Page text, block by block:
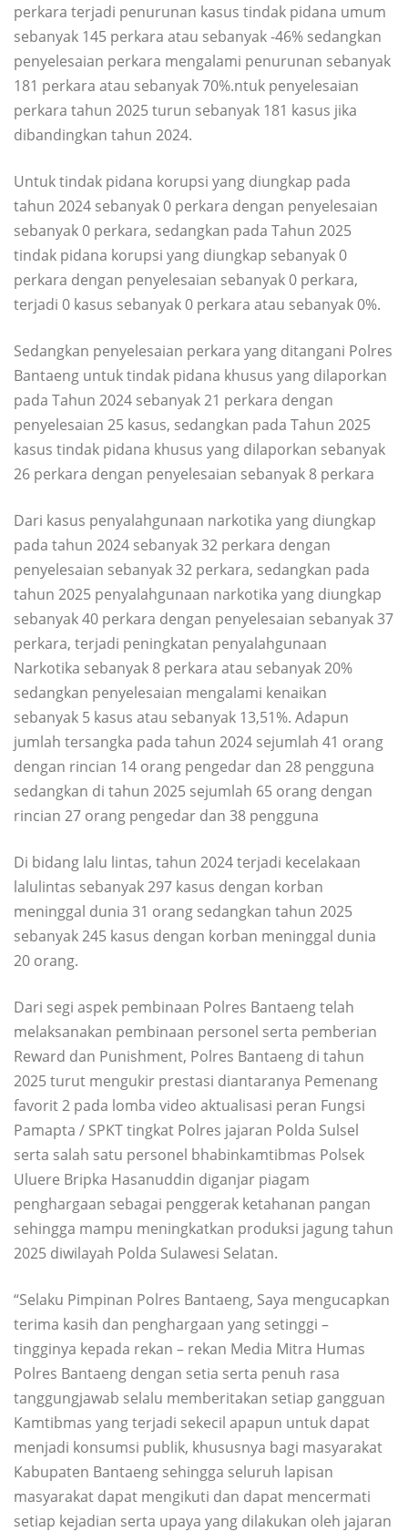
perkara terjadi penurunan kasus tindak pidana umum
sebanyak 145 perkara atau sebanyak -46% sedangkan
penyelesaian perkara mengalami penurunan sebanyak
181 perkara atau sebanyak 70%.ntuk penyelesaian
perkara tahun 2025 turun sebanyak 181 kasus jika
dibandingkan tahun 2024.
Untuk tindak pidana korupsi yang diungkap pada
tahun 2024 sebanyak 0 perkara dengan penyelesaian
sebanyak 0 perkara, sedangkan pada Tahun 2025
tindak pidana korupsi yang diungkap sebanyak 0
perkara dengan penyelesaian sebanyak 0 perkara,
terjadi 0 kasus sebanyak 0 perkara atau sebanyak 0%.
Sedangkan penyelesaian perkara yang ditangani Polres
Bantaeng untuk tindak pidana khusus yang dilaporkan
pada Tahun 2024 sebanyak 21 perkara dengan
penyelesaian 25 kasus, sedangkan pada Tahun 2025
kasus tindak pidana khusus yang dilaporkan sebanyak
26 perkara dengan penyelesaian sebanyak 8 perkara
Dari kasus penyalahgunaan narkotika yang diungkap
pada tahun 2024 sebanyak 32 perkara dengan
penyelesaian sebanyak 32 perkara, sedangkan pada
tahun 2025 penyalahgunaan narkotika yang diungkap
sebanyak 40 perkara dengan penyelesaian sebanyak 37
perkara, terjadi peningkatan penyalahgunaan
Narkotika sebanyak 8 perkara atau sebanyak 20%
sedangkan penyelesaian mengalami kenaikan
sebanyak 5 kasus atau sebanyak 13,51%. Adapun
jumlah tersangka pada tahun 2024 sejumlah 41 orang
dengan rincian 14 orang pengedar dan 28 pengguna
sedangkan di tahun 2025 sejumlah 65 orang dengan
rincian 27 orang pengedar dan 38 pengguna
Di bidang lalu lintas, tahun 2024 terjadi kecelakaan
lalulintas sebanyak 297 kasus dengan korban
meninggal dunia 31 orang sedangkan tahun 2025
sebanyak 245 kasus dengan korban meninggal dunia
20 orang.
Dari segi aspek pembinaan Polres Bantaeng telah
melaksanakan pembinaan personel serta pemberian
Reward dan Punishment, Polres Bantaeng di tahun
2025 turut mengukir prestasi diantaranya Pemenang
favorit 2 pada lomba video aktualisasi peran Fungsi
Pamapta / SPKT tingkat Polres jajaran Polda Sulsel
serta salah satu personel bhabinkamtibmas Polsek
Uluere Bripka Hasanuddin diganjar piagam
penghargaan sebagai penggerak ketahanan pangan
sehingga mampu meningkatkan produksi jagung tahun
2025 diwilayah Polda Sulawesi Selatan.
“Selaku Pimpinan Polres Bantaeng, Saya mengucapkan
terima kasih dan penghargaan yang setinggi –
tingginya kepada rekan – rekan Media Mitra Humas
Polres Bantaeng dengan setia serta penuh rasa
tanggungjawab selalu memberitakan setiap gangguan
Kamtibmas yang terjadi sekecil apapun untuk dapat
menjadi konsumsi publik, khususnya bagi masyarakat
Kabupaten Bantaeng sehingga seluruh lapisan
masyarakat dapat mengikuti dan dapat mencermati
setiap kejadian serta upaya yang dilakukan oleh jajaran